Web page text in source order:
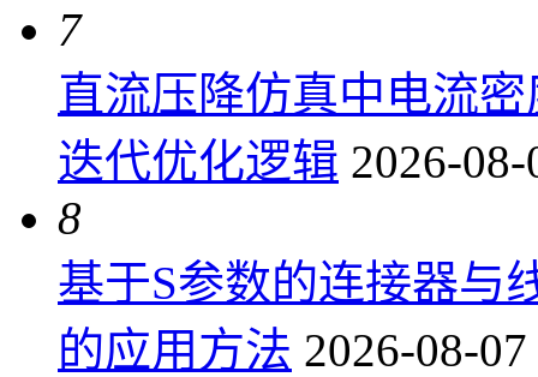
7
直流压降仿真中电流
迭代优化逻辑 2026-
8
基于S参数的连接器与
的应用方法 2026-08-